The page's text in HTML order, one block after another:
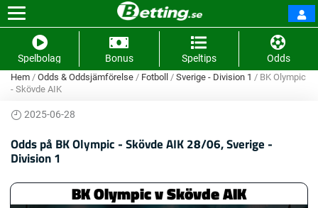
Spelbolag Bonus Speltips Odds
Hem / Odds & Oddsjämförelse / Fotboll / Sverige - Division 1 / BK Olympic
- Skövde AIK
2025-06-28
Odds på BK Olympic - Skövde AIK 28/06, Sverige -
Division 1
BK Olympic v Skövde AIK